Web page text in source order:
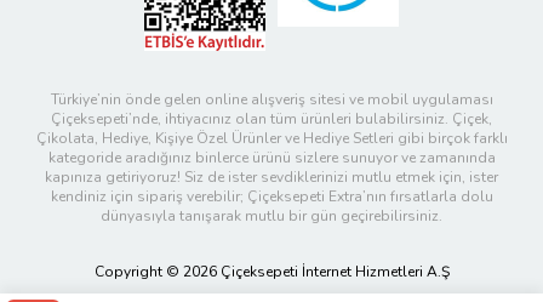
Türkiye’nin önde gelen online alışveriş sitesi ve mobil uygulaması
Çiçeksepeti’nde, ihtiyacınız olan tüm ürünleri bulabilirsiniz. Çiçek,
Çikolata, Hediye, Kişiye Özel Ürünler ve Hediye Setleri gibi birçok farklı
kategoride aradığınız binlerce ürünü sizlere sunuyor ve zamanında
kapınıza getiriyoruz! Siz de ister sevdiklerinizi mutlu etmek için, ister
kendiniz için sipariş verebilir; Çiçeksepeti Extra’nın fırsatlarla dolu
dünyasıyla tanışarak mutlu bir gün geçirebilirsiniz.
Copyright © 2026 Çiçeksepeti İnternet Hizmetleri A.Ş